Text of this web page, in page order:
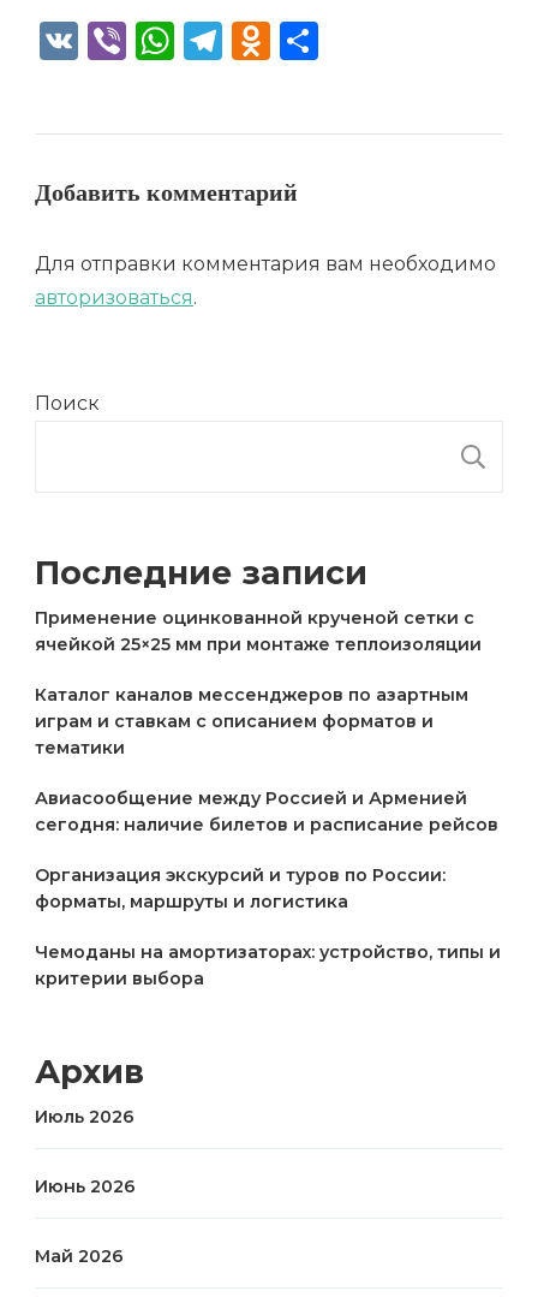
VK ViberWhatsApp
Telegram
Odnoklassniki
Добавить комментарий
Для отправки комментария вам необходимо
авторизоваться.
Поиск
Последние записи
Применение оцинкованной крученой сетки с
ячейкой 25×25 мм при монтаже теплоизоляции
Каталог каналов мессенджеров по азартным
играм и ставкам с описанием форматов и
тематики
Авиасообщение между Россией и Арменией
сегодня: наличие билетов и расписание рейсов
Организация экскурсий и туров по России:
форматы, маршруты и логистика
Чемоданы на амортизаторах: устройство, типы и
критерии выбора
Архив
Июль 2026
Июнь 2026
Май 2026